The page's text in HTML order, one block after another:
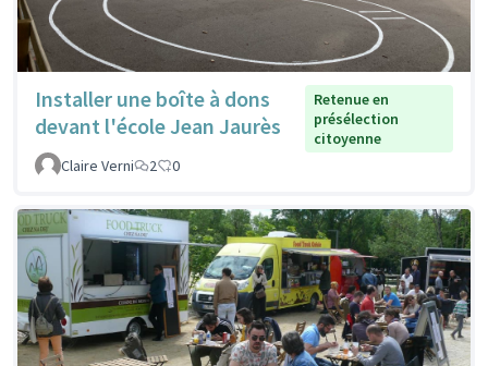
Installer une boîte à dons
devant l'école Jean Jaurès
Retenue en
présélection
citoyenne
Claire Verni
2 0